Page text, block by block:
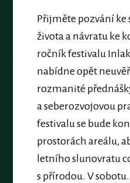
Přijměte pozvání ke
života a návratu ke
ročník festivalu
nabídne opět
rozmanité
a seberozvojovou
festivalu se bude
prostorách areálu,
letního slunovratu
s přírodou. V